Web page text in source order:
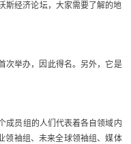
斯经济论坛，大家需要了解的地
次举办，因此得名。另外，它是
成员组的人们代表着各自领域内
领袖组、未来全球领袖组、媒体